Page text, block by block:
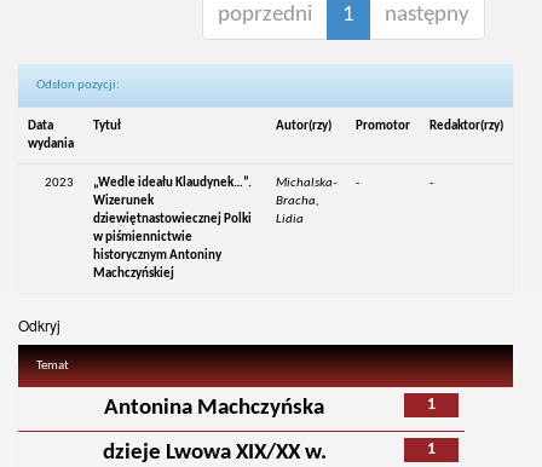
poprzedni 1 następny
Odsłon pozycji:
Data
wydania
Tytuł Autor(rzy) Promotor Redaktor(rzy)
2023
„Wedle ideału Klaudynek…”.
Wizerunek
dziewiętnastowiecznej Polki
w piśmiennictwie
historycznym Antoniny
Machczyńskiej
Michalska-
Bracha,
Lidia
- -
Odkryj
Temat
1
Antonina Machczyńska
1
dzieje Lwowa XIX/XX w.